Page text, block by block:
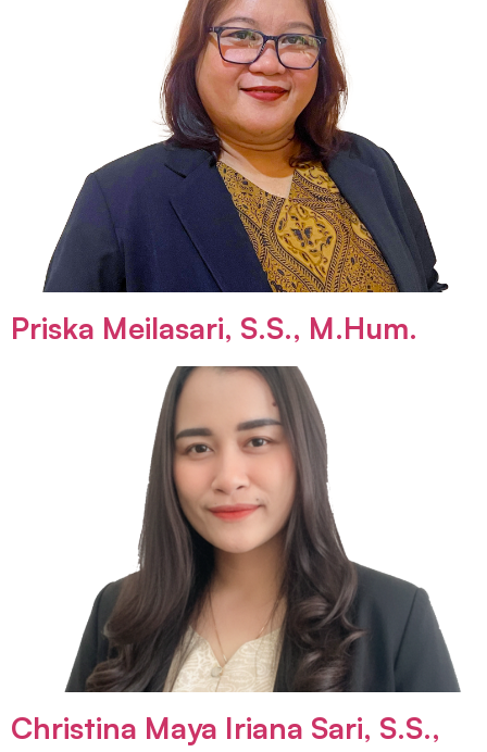
Priska Meilasari, S.S., M.Hum.
Christina Maya Iriana Sari, S.S.,